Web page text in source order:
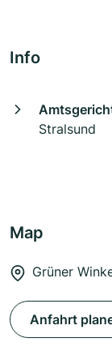
Info
Stralsund
Map
Grüner
Anfahrt